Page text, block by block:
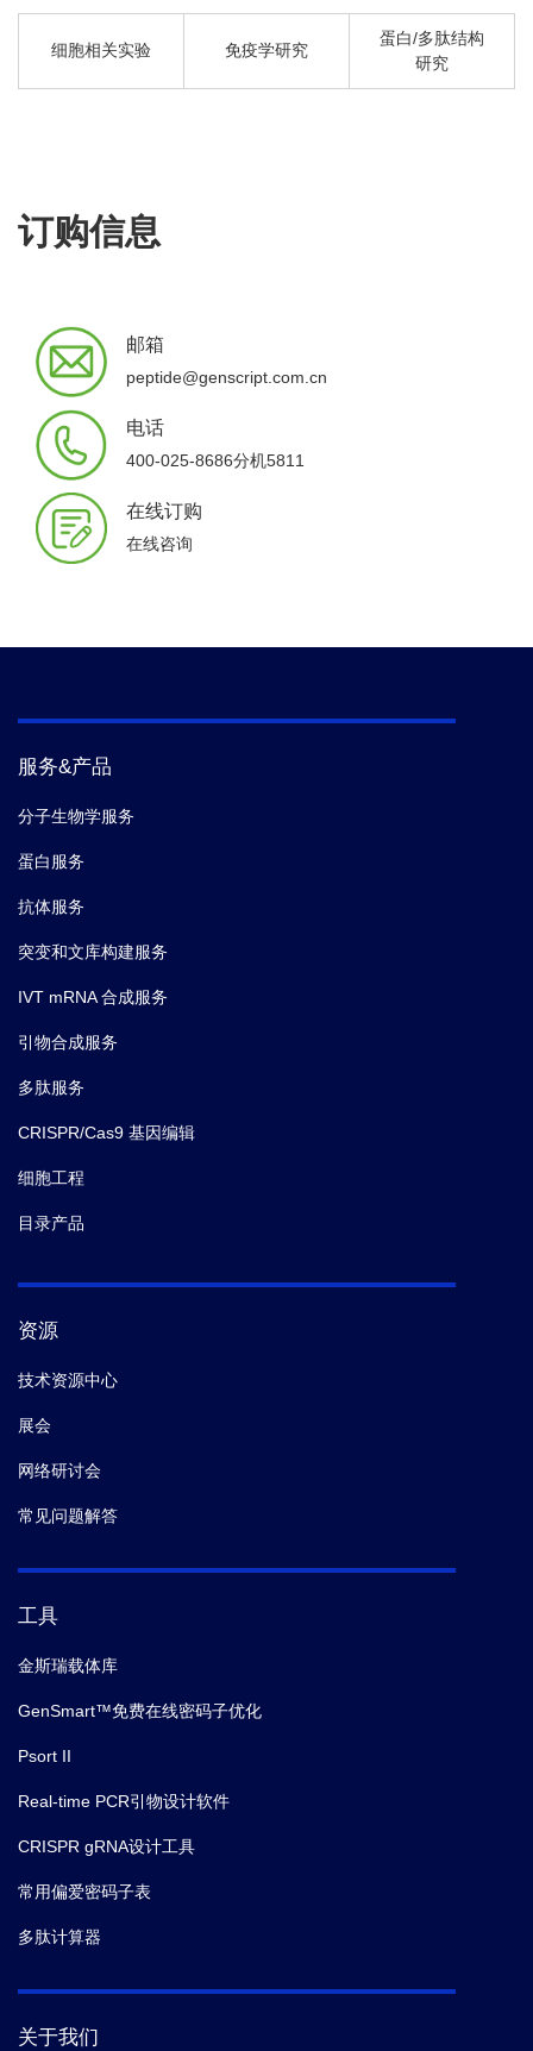
细胞相关实验 免疫学研究
蛋白/多肽结构
研究
订购信息
邮箱
peptide@genscript.com.cn
电话
400-025-8686分机5811
在线订购
在线咨询
服务&产品
分子生物学服务
蛋白服务
抗体服务
突变和文库构建服务
IVT mRNA 合成服务
引物合成服务
多肽服务
CRISPR/Cas9 基因编辑
细胞工程
目录产品
资源
技术资源中心
展会
网络研讨会
常见问题解答
工具
金斯瑞载体库
GenSmart™免费在线密码子优化
Psort II
Real-time PCR引物设计软件
CRISPR gRNA设计工具
常用偏爱密码子表
多肽计算器
关于我们